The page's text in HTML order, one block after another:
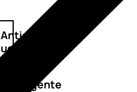
Antietà
uomo
Detergente